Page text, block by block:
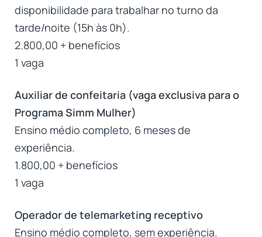
disponibilidade para trabalhar no turno da
tarde/noite (15h às 0h).
2.800,00 + benefícios
1 vaga
Auxiliar de confeitaria (vaga exclusiva para o
Programa Simm Mulher)
Ensino médio completo, 6 meses de
experiência.
1.800,00 + benefícios
1 vaga
Operador de telemarketing receptivo
Ensino médio completo, sem experiência.